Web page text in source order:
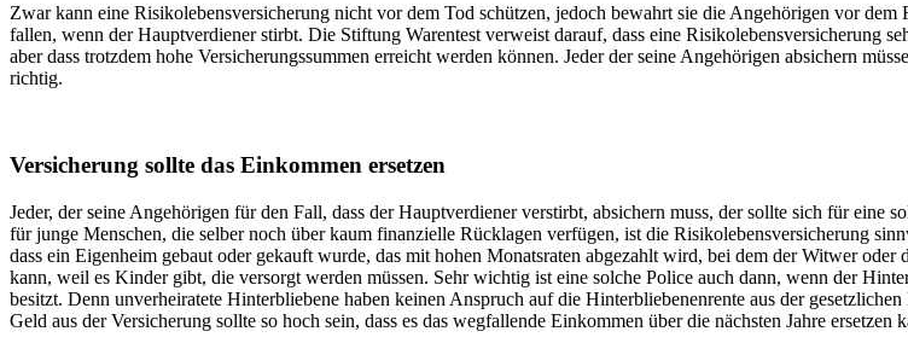
Zwar kann eine Risikolebensversicherung nicht vor dem Tod schützen, jedoch bewahrt sie die Angehörigen vor
fallen, wenn der Hauptverdiener stirbt. Die Stiftung Warentest verweist darauf, dass eine Risikolebensversicherung
aber dass trotzdem hohe Versicherungssummen erreicht werden können. Jeder der seine Angehörigen absichern
richtig.
Versicherung sollte das Einkommen ersetzen
Jeder, der seine Angehörigen für den Fall, dass der Hauptverdiener verstirbt, absichern muss, der sollte sich für eine
für junge Menschen, die selber noch über kaum finanzielle Rücklagen verfügen, ist die Risikolebensversicherung
dass ein Eigenheim gebaut oder gekauft wurde, das mit hohen Monatsraten abgezahlt wird, bei dem der Witwer
kann, weil es Kinder gibt, die versorgt werden müssen. Sehr wichtig ist eine solche Police auch dann, wenn der
besitzt. Denn unverheiratete Hinterbliebene haben keinen Anspruch auf die Hinterbliebenenrente aus der
Geld aus der Versicherung sollte so hoch sein, dass es das wegfallende Einkommen über die nächsten Jahre ersetzen